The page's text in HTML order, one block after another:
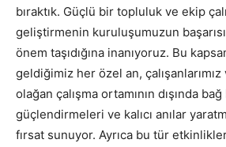
bıraktık. Güçlü bir topluluk ve ekip
geliştirmenin kuruluşumuzun
önem taşıdığına inanıyoruz. Bu
geldiğimiz her özel an,
olağan çalışma ortamının dışında
güçlendirmeleri ve kalıcı anılar
fırsat sunuyor. Ayrıca bu tür etkinlikler